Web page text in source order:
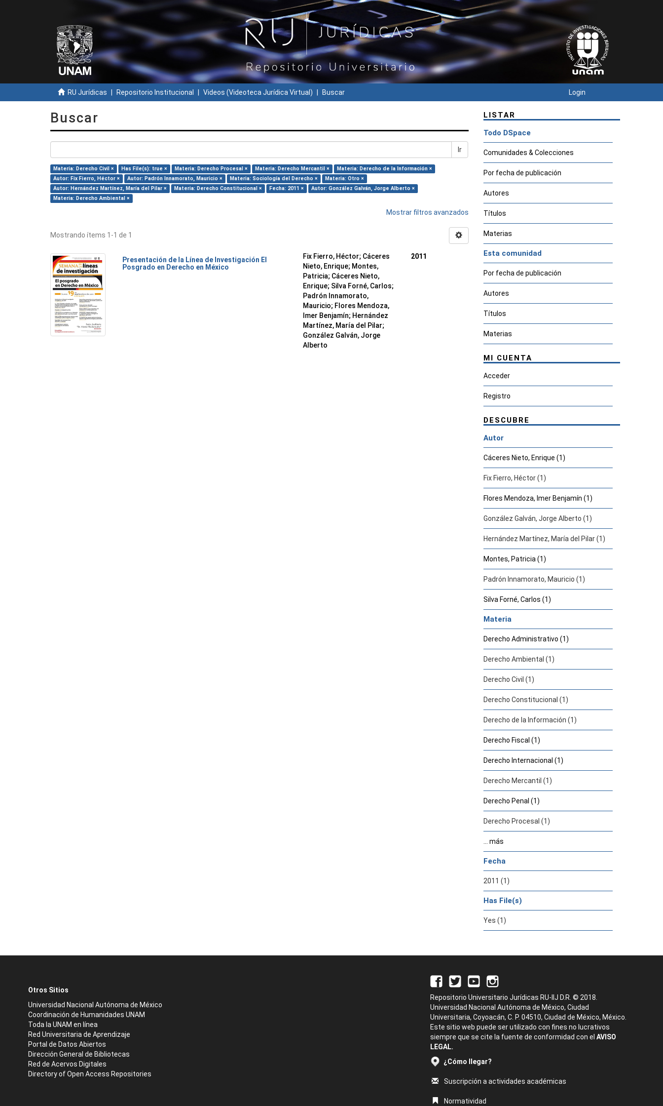
RU Jurídicas Repositorio Institucional Videos (Videoteca Jurídica Virtual) Buscar Login
Buscar
Ir
Materia: Derecho Civil × Has File(s): true × Materia: Derecho Procesal × Materia: Derecho Mercantil ×
Materia: Derecho de la Información ×
Autor: Fix Fierro, Héctor ×
Autor: Padrón Innamorato, Mauricio × Materia: Sociología del Derecho ×
Materia: Otro ×
Autor: Hernández Martínez, María del Pilar ×
Materia: Derecho Constitucional × Fecha: 2011 ×
Autor: González Galván, Jorge Alberto ×
Materia: Derecho Ambiental ×
Mostrar filtros avanzados
Mostrando ítems 1-1 de 1
Presentación de la Línea de Investigación El
Posgrado en Derecho en México
Fix Fierro, Héctor; Cáceres
Nieto, Enrique; Montes,
Patricia; Cáceres Nieto,
Enrique; Silva Forné, Carlos;
Padrón Innamorato,
Mauricio; Flores Mendoza,
Imer Benjamín; Hernández
Martínez, María del Pilar;
González Galván, Jorge
Alberto
2011
LISTAR
Todo DSpace
Comunidades & Colecciones
Por fecha de publicación
Autores
Títulos
Materias
Esta comunidad
Por fecha de publicación
Autores
Títulos
Materias
MI CUENTA
Acceder
Registro
DESCUBRE
Autor
Cáceres Nieto, Enrique (1)
Fix Fierro, Héctor (1)
Flores Mendoza, Imer Benjamín (1)
González Galván, Jorge Alberto (1)
Hernández Martínez, María del Pilar (1)
Montes, Patricia (1)
Padrón Innamorato, Mauricio (1)
Silva Forné, Carlos (1)
Materia
Derecho Administrativo (1)
Derecho Ambiental (1)
Derecho Civil (1)
Derecho Constitucional (1)
Derecho de la Información (1)
Derecho Fiscal (1)
Derecho Internacional (1)
Derecho Mercantil (1)
Derecho Penal (1)
Derecho Procesal (1)
... más
Fecha
2011 (1)
Has File(s)
Yes (1)
Otros Sitios
Universidad Nacional Autónoma de México
Coordinación de Humanidades UNAM
Toda la UNAM en línea
Red Universitaria de Aprendizaje
Portal de Datos Abiertos
Dirección General de Bibliotecas
Red de Acervos Digitales
Directory of Open Access Repositories
Repositorio Universitario Jurídicas RU-IIJ D.R. © 2018.
Universidad Nacional Autónoma de México, Ciudad
Universitaria, Coyoacán, C. P. 04510, Ciudad de México, México.
Este sitio web puede ser utilizado con fines no lucrativos
siempre que se cite la fuente de conformidad con el AVISO
LEGAL.
¿Cómo llegar?
Suscripción a actividades académicas
Normatividad